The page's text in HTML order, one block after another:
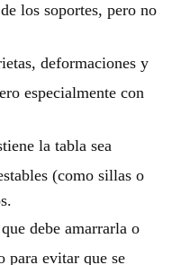
los soportes, pero no
deformaciones y
especialmente con
la tabla sea
(como sillas o
debe amarrarla o
para evitar que se